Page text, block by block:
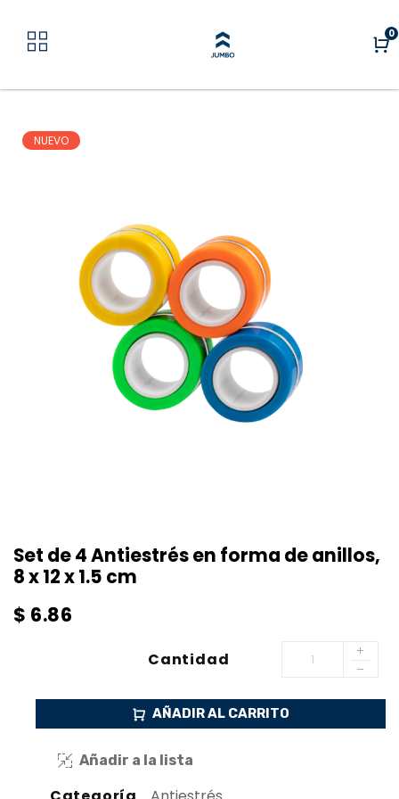
0
NUEVO
Set de 4 Antiestrés en forma de anillos,
8 x 12 x 1.5 cm
$ 6.86
Cantidad
AÑADIR AL CARRITO
Añadir a la lista